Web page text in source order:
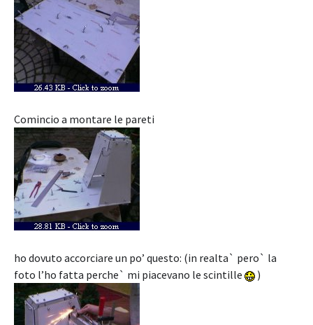
Comincio a montare le pareti
ho dovuto accorciare un po’ questo: (in realta` pero` la
foto l’ho fatta perche` mi piacevano le scintille
)